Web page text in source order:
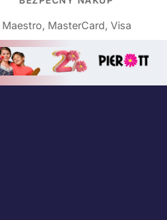
Maestro, MasterCard, Visa